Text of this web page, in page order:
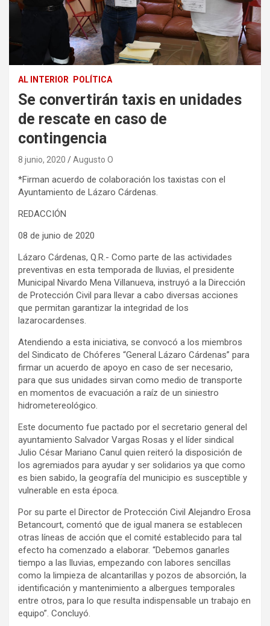
AL INTERIOR POLÍTICA
Se convertirán taxis en unidades
de rescate en caso de
contingencia
8 junio, 2020 Augusto O
*Firman acuerdo de colaboración los taxistas con el
Ayuntamiento de Lázaro Cárdenas.
REDACCIÓN
08 de junio de 2020
Lázaro Cárdenas, Q.R.- Como parte de las actividades
preventivas en esta temporada de lluvias, el presidente
Municipal Nivardo Mena Villanueva, instruyó a la Dirección
de Protección Civil para llevar a cabo diversas acciones
que permitan garantizar la integridad de los
lazarocardenses.
Atendiendo a esta iniciativa, se convocó a los miembros
del Sindicato de Chóferes “General Lázaro Cárdenas” para
firmar un acuerdo de apoyo en caso de ser necesario,
para que sus unidades sirvan como medio de transporte
en momentos de evacuación a raíz de un siniestro
hidrometereológico.
Este documento fue pactado por el secretario general del
ayuntamiento Salvador Vargas Rosas y el líder sindical
Julio César Mariano Canul quien reiteró la disposición de
los agremiados para ayudar y ser solidarios ya que como
es bien sabido, la geografía del municipio es susceptible y
vulnerable en esta época.
Por su parte el Director de Protección Civil Alejandro Erosa
Betancourt, comentó que de igual manera se establecen
otras líneas de acción que el comité establecido para tal
efecto ha comenzado a elaborar. “Debemos ganarles
tiempo a las lluvias, empezando con labores sencillas
como la limpieza de alcantarillas y pozos de absorción, la
identificación y mantenimiento a albergues temporales
entre otros, para lo que resulta indispensable un trabajo en
equipo”. Concluyó.